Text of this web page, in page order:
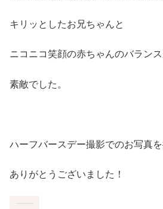
キリッとしたお兄ちゃんと
ニコニコ笑顔の赤ちゃんのバラン
素敵でした。
ハーフバースデー撮影でのお写真を
ありがとうございました！